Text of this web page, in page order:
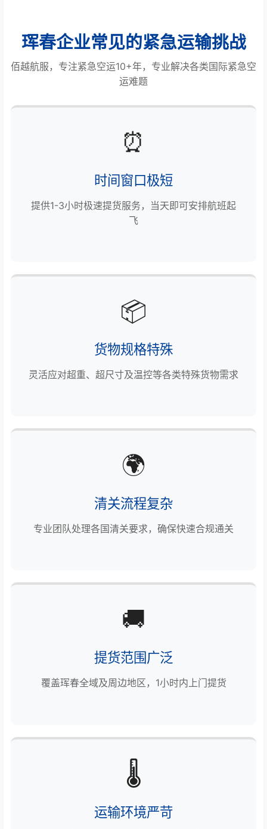
珲春企业常见的紧急运输挑战
佰越航服，专注紧急空运10+年，专业解决各类国际紧急空
运难题
⏰
时间窗口极短
提供1-3小时极速提货服务，当天即可安排航班起
飞
📦
货物规格特殊
灵活应对超重、超尺寸及温控等各类特殊货物需求
🌍
清关流程复杂
专业团队处理各国清关要求，确保快速合规通关
🚚
提货范围广泛
覆盖珲春全域及周边地区，1小时内上门提货
🌡️
运输环境严苛